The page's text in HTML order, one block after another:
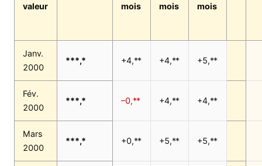
valeur
mois
mois
mois
Janv.
2000
***,* +4,** +4,** +5,**
Fév.
2000
***,* –0,** +4,** +4,**
Mars
2000
***,* +0,** +5,** +5,**